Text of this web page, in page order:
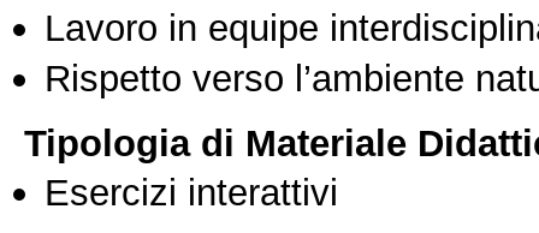
Lavoro in equipe
Rispetto verso l’ambiente
Tipologia di Materiale
Esercizi interattivi